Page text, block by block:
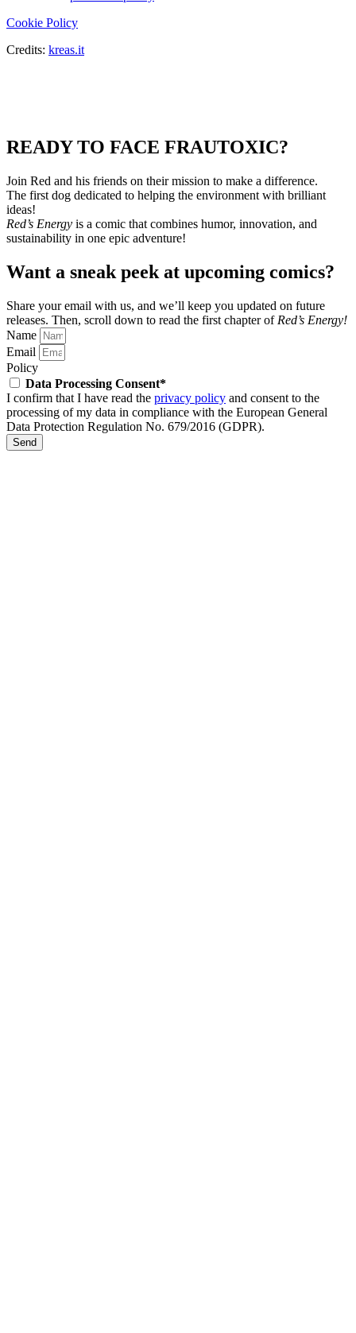
Cookie Policy
Credits: kreas.it
READY TO FACE FRAUTOXIC?
Join Red and his friends on their mission to make a difference.
The first dog dedicated to helping the environment with brilliant
ideas!
Red’s Energy is a comic that combines humor, innovation, and
sustainability in one epic adventure!
Want a sneak peek at upcoming comics?
Share your email with us, and we’ll keep you updated on future
releases. Then, scroll down to read the first chapter of Red’s Energy!
Name
Email
Policy
Data Processing Consent*
I confirm that I have read the privacy policy and consent to the
processing of my data in compliance with the European General
Data Protection Regulation No. 679/2016 (GDPR).
Send